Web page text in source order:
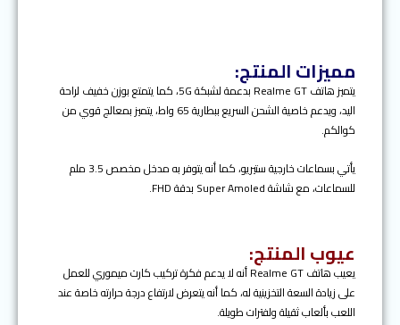
مميزات المنتج:
يتميز هاتف Realme GT بدعمة لشبكة 5G، كما يتمتع بوزن خفيف لراحة
اليد، ويدعم خاصية الشحن السريع ببطارية 65 واط، يتميز بمعالج قوي من
كوالكم.
يأتي بسماعات خارجية ستيريو، كما أنه يتوفر به مدخل مخصص 3.5 ملم
للسماعات، مع شاشة Super Amoled بدقة FHD.
عيوب المنتج:
يعيب هاتف Realme GT أنه لا يدعم فكرة تركيب كارت ميموري للعمل
على زيادة السعة التخزينية له، كما أنه يتعرض لارتفاع درجة حرارته خاصة عند
اللعب بألعاب ثقيلة ولفترات طويلة.